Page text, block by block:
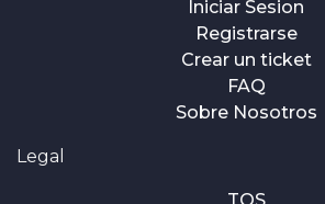
Iniciar Sesion
Registrarse
Crear un ticket
FAQ
Sobre Nosotros
Legal